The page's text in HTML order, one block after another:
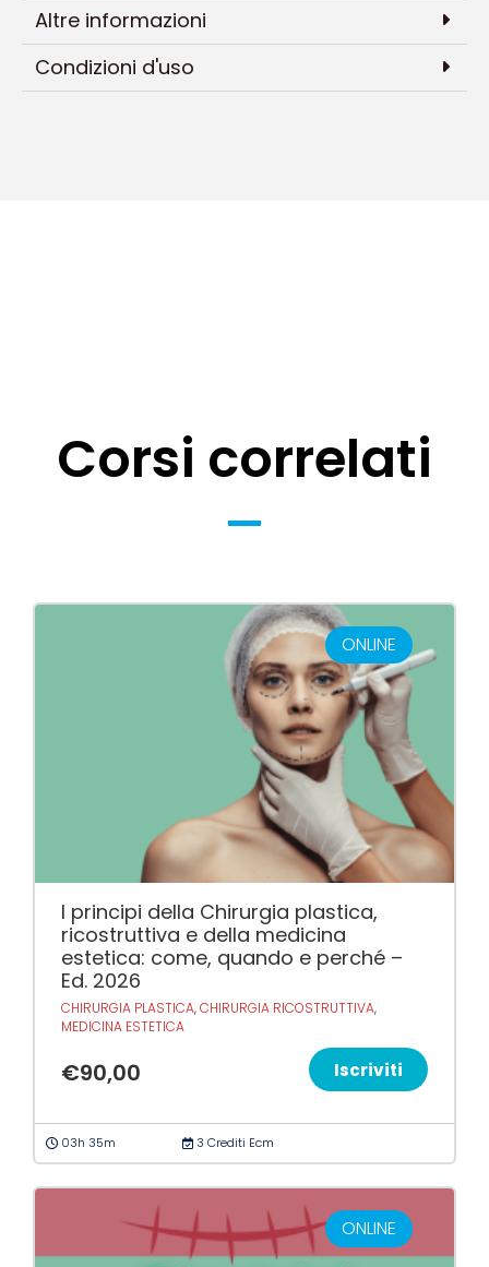
Altre informazioni
Condizioni d'uso
Corsi correlati
ONLINE
I principi della Chirurgia plastica,
ricostruttiva e della medicina
estetica: come, quando e perché –
Ed. 2026
CHIRURGIA PLASTICA,CHIRURGIA RICOSTRUTTIVA,
MEDICINA ESTETICA
€90,00 Iscriviti
03h 35m 3 Crediti Ecm
ONLINE